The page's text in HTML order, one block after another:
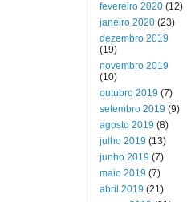
fevereiro 2020 (12)
janeiro 2020 (23)
dezembro 2019
(19)
novembro 2019
(10)
outubro 2019 (7)
setembro 2019 (9)
agosto 2019 (8)
julho 2019 (13)
junho 2019 (7)
maio 2019 (7)
abril 2019 (21)